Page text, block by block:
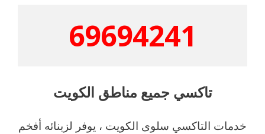
69694241
تاكسي جميع مناطق الكويت
خدمات التاكسي سلوى الكويت ، يوفر لزبنائه أفخم